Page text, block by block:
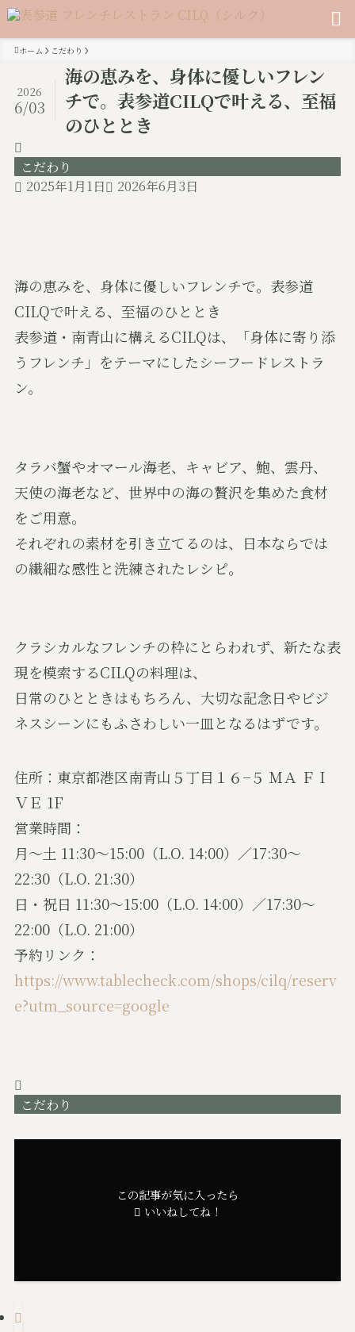
ホーム こだわり
海の恵みを、身体に優しいフレン
チで。表参道CILQで叶える、至福
のひととき
2026
6/03
こだわり
2025年1月1日
2026年6月3日
海の恵みを、身体に優しいフレンチで。表参道
CILQで叶える、至福のひととき
表参道・南青山に構えるCILQは、「身体に寄り添
うフレンチ」をテーマにしたシーフードレストラ
ン。
タラバ蟹やオマール海老、キャビア、鮑、雲丹、
天使の海老など、世界中の海の贅沢を集めた食材
をご用意。
それぞれの素材を引き立てるのは、日本ならでは
の繊細な感性と洗練されたレシピ。
クラシカルなフレンチの枠にとらわれず、新たな表
現を模索するCILQの料理は、
日常のひとときはもちろん、大切な記念日やビジ
ネスシーンにもふさわしい一皿となるはずです。
住所：東京都港区南青山５丁目１６−５ ＭＡ ＦＩ
ＶＥ 1F
営業時間：
月〜土 11:30〜15:00（L.O. 14:00）／17:30〜
22:30（L.O. 21:30）
日・祝日 11:30〜15:00（L.O. 14:00）／17:30〜
22:00（L.O. 21:00）
予約リンク：
https://www.tablecheck.com/shops/cilq/reserv
e?utm_source=google
こだわり
この記事が気に入ったら
いいねしてね！